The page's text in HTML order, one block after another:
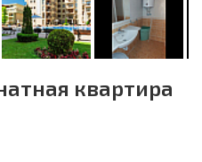
квартира